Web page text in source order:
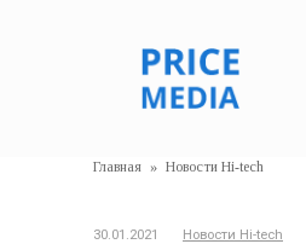
Главная » Новости Hi-tech
30.01.2021 Новости Hi-tech